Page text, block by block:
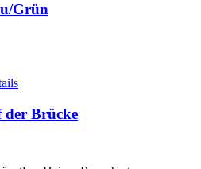
Grün
der Brücke